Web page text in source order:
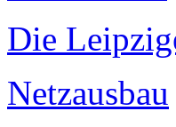
Die
Netzausbau